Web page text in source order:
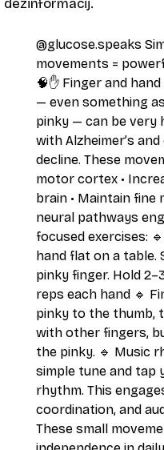
dezinformacij.
@glucose.speaks
movements =
🧠✋ Finger and
— even something
pinky — can be very
with Alzheimer’s
decline. These
motor cortex •
brain • Maintain fine
neural pathways
focused exercises:
hand flat on a table.
pinky finger. Hold
reps each hand 🔹
pinky to the thumb,
with other fingers,
the pinky. 🔹 Music
simple tune and tap
rhythm. This
coordination, and
These small